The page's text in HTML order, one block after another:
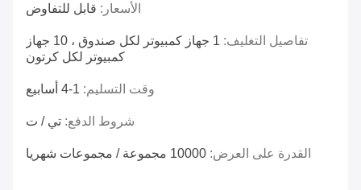
الأسعار: قابل للتفاوض
تفاصيل التغليف:
1 جهاز كمبيوتر لكل صندوق ، 10 جهاز
كمبيوتر لكل كرتون
وقت التسليم: 1-4 أسابيع
شروط الدفع: تي / ت
القدرة على العرض: 10000 مجموعة / مجموعات شهريا